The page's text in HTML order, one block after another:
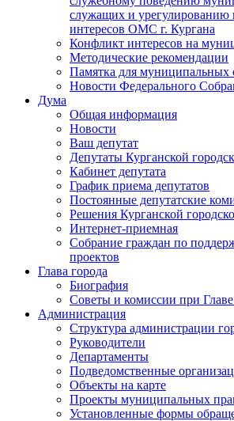
служащих и урегулированию
интересов ОМС г. Кургана
Конфликт интересов на
Методические рекомендации
Памятка для
Новости Федерального
Дума
Общая информация
Новости
Ваш депутат
Депутаты Курганской
Кабинет депутата
График приема депутатов
Постоянные депутатские
Решения Курганской
Интернет-приемная
Собрание граждан по
проектов
Глава города
Биография
Советы и комиссии при Главе
Администрация
Структура администрации
Руководители
Департаменты
Подведомственные
Объекты на карте
Проекты муниципальных
Установленные формы